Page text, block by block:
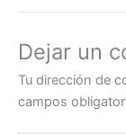
Dejar un
Tu dirección de
campos